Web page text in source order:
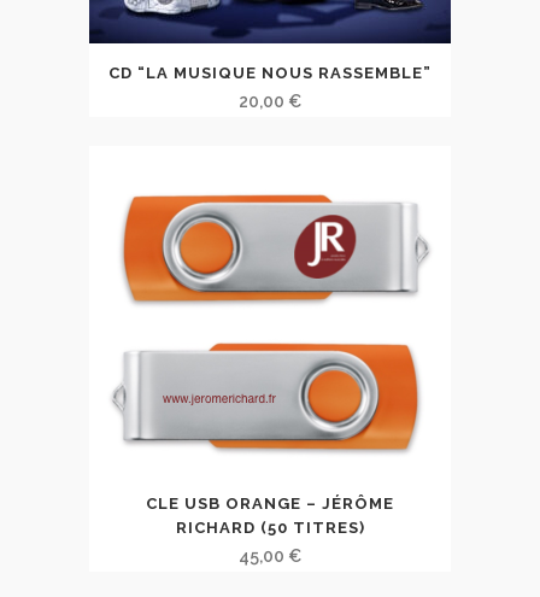
CD “LA MUSIQUE NOUS RASSEMBLE”
20,00 €
CLE USB ORANGE – JÉRÔME
RICHARD (50 TITRES)
45,00 €